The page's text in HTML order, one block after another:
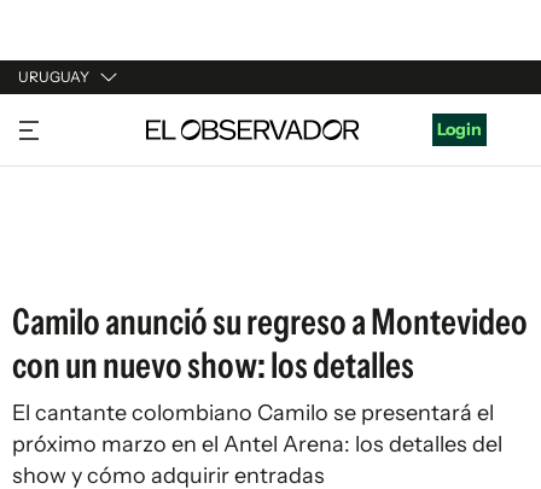
URUGUAY
URUGUAY
ARGENTINA
Login
Camilo anunció su regreso a Montevideo
con un nuevo show: los detalles
El cantante colombiano Camilo se presentará el
próximo marzo en el Antel Arena: los detalles del
show y cómo adquirir entradas